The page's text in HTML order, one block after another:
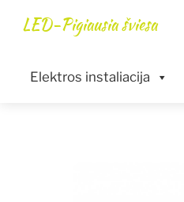
LED-Pigiausia šviesa
Elektros instaliacija